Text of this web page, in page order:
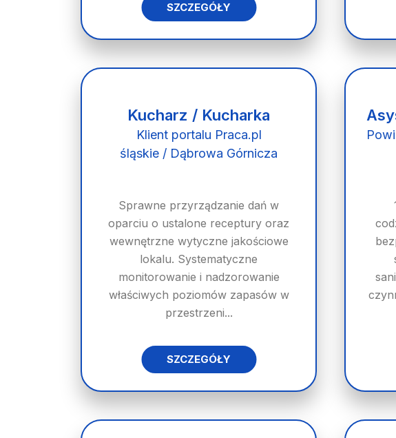
SZCZEGÓŁY
Kucharz / Kucharka
Klient portalu Praca.pl
śląskie / Dąbrowa Górnicza
Sprawne przyrządzanie dań w
oparciu o ustalone receptury oraz
wewnętrzne wytyczne jakościowe
lokalu. Systematyczne
monitorowanie i nadzorowanie
właściwych poziomów zapasów w
przestrzeni...
SZCZEGÓŁY